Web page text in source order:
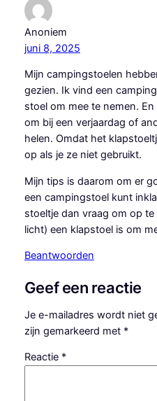
Anoniem
juni 8, 2025
Mijn campingstoelen
gezien. Ik vind een
stoel om mee te nemen.
om bij een verjaardag of
helen. Omdat het
op als je ze niet gebruikt.
Mijn tips is daarom om er
een campingstoel kunt
stoeltje dan vraag om op
licht) een klapstoel is om
Beantwoorden
Geef een reactie
Je e-mailadres wordt niet
zijn gemarkeerd met *
Reactie *